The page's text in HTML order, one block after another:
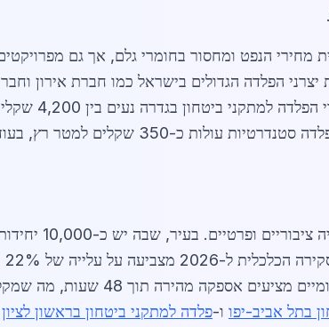
מחירי הנפט ומחסור בחומרי גלם, אך גם
יצרני הפלדה הגדולים בישראל כמו חברת אירון
ביקוש הפלדה
בעיקר בתחומי האבטחה הפרטית
בתל אביב-יפו ו-פלדה למתקני ביטחון בראשון לציון